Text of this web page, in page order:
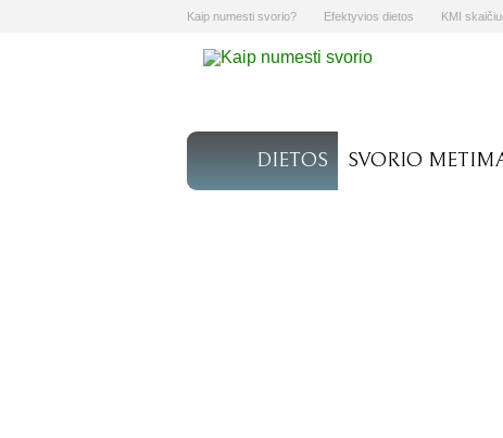
Kaip numesti svorio? Efektyvios dietos KMI
DIETOS SVORIO